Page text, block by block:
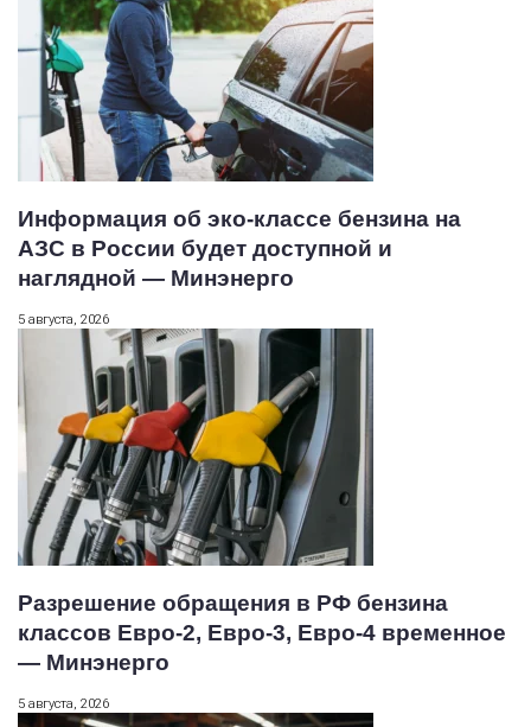
Информация об эко-классе бензина на
АЗС в России будет доступной и
наглядной — Минэнерго
5 августа, 2026
Разрешение обращения в РФ бензина
классов Евро-2, Евро-3, Евро-4 временное
— Минэнерго
5 августа, 2026